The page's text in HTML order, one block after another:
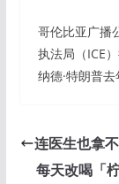
哥伦比亚广播
执法局（ICE
纳德·特朗普
连医生也拿
每天改喝「